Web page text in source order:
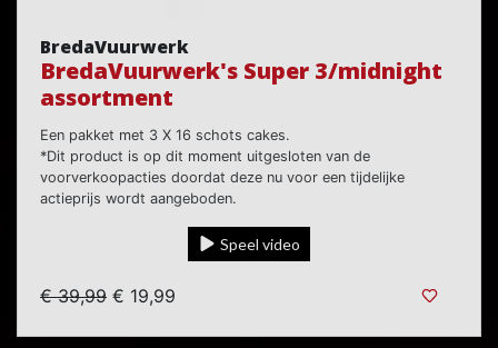
BredaVuurwerk
BredaVuurwerk's Super 3/midnight
assortment
Een pakket met 3 X 16 schots cakes.
*Dit product is op dit moment uitgesloten van de
voorverkoopacties doordat deze nu voor een tijdelijke
actieprijs wordt aangeboden.
Speel video
€ 39,99 € 19,99